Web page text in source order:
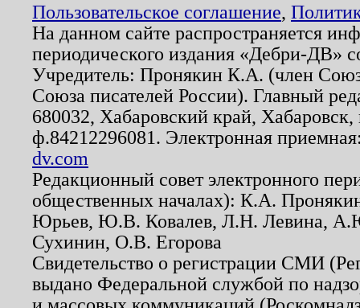
Пользовательское соглашение,
На данном сайте распространяется
периодического издания «Дебри-ДВ»
Учредитель: Пронякин К.А. (член
Союза писателей России). Главный
680032, Хабаровский край,
ф.84212296081. Электронная
dv.com
Редакционный совет электронного
общественных началах): К.А.
Юрьев, Ю.В. Ковалев, Л.Н. Левина,
Сухинин, О.В. Егорова
Свидетельство о регистрации СМИ
выдано Федеральной службой по